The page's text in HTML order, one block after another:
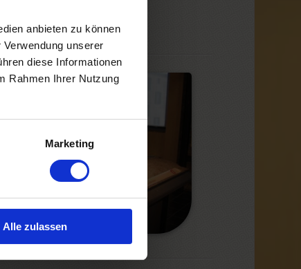
anbieten zu können
unserer
diese Informationen
Rahmen Ihrer Nutzung
Marketing
Alle zulassen